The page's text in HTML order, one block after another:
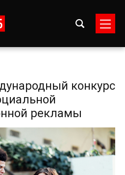
конкурс
рекламы